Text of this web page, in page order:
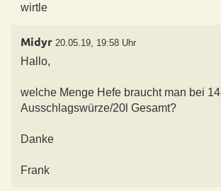
wirtle
Midyr 20.05.19, 19:58 Uhr
Hallo,
welche Menge Hefe braucht man bei 14l
Ausschlagswürze/20l Gesamt?
Danke
Frank